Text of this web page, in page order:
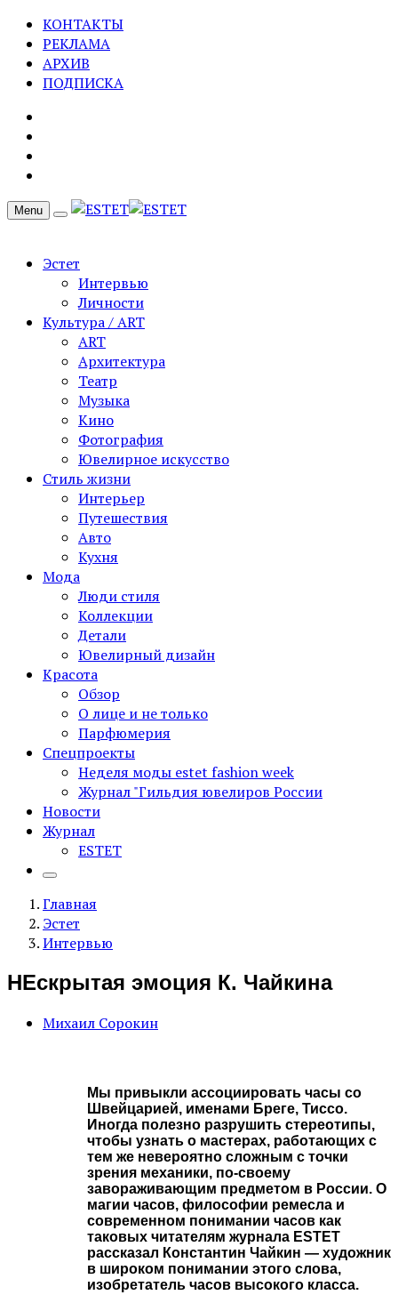
КОНТАКТЫ
РЕКЛАМА
АРХИВ
ПОДПИСКА
Menu
Эстет
Интервью
Личности
Культура / ART
ART
Архитектура
Театр
Музыка
Кино
Фотография
Ювелирное искусство
Стиль жизни
Интерьер
Путешествия
Авто
Кухня
Мода
Люди стиля
Коллекции
Детали
Ювелирный дизайн
Красота
Обзор
О лице и не только
Парфюмерия
Спецпроекты
Неделя моды estet fashion week
Журнал "Гильдия ювелиров России
Новости
Журнал
ESTET
Главная
Эстет
Интервью
НЕскрытая эмоция К. Чайкина
Михаил Сорокин
Мы привыкли ассоциировать часы со
Швейцарией, именами Бреге, Тиссо.
Иногда полезно разрушить стереотипы,
чтобы узнать о мастерах, работающих с
тем же невероятно сложным с точки
зрения механики, по-своему
завораживающим предметом в России. О
магии часов, философии ремесла и
современном понимании часов как
таковых читателям журнала ESTET
рассказал Константин Чайкин — художник
в широком понимании этого слова,
изобретатель часов высокого класса.